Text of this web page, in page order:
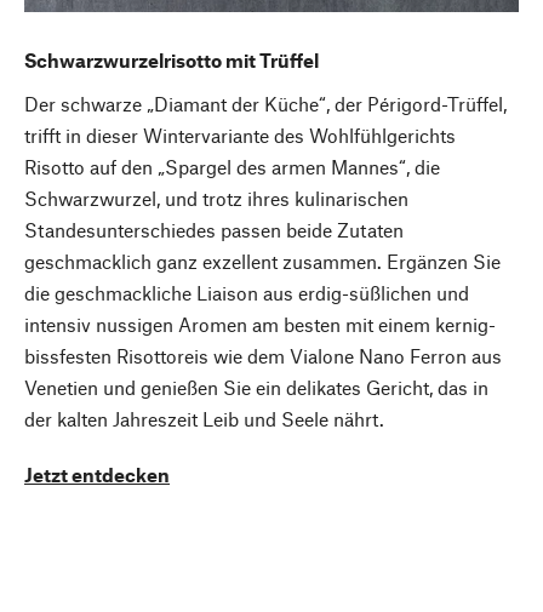
Schwarzwurzelrisotto mit Trüffel
Der schwarze „Diamant der Küche“, der Périgord-Trüffel,
trifft in dieser Wintervariante des Wohlfühlgerichts
Risotto auf den „Spargel des armen Mannes“, die
Schwarzwurzel, und trotz ihres kulinarischen
Standesunterschiedes passen beide Zutaten
geschmacklich ganz exzellent zusammen. Ergänzen Sie
die geschmackliche Liaison aus erdig-süßlichen und
intensiv nussigen Aromen am besten mit einem kernig-
bissfesten Risottoreis wie dem Vialone Nano Ferron aus
Venetien und genießen Sie ein delikates Gericht, das in
der kalten Jahreszeit Leib und Seele nährt.
Jetzt entdecken